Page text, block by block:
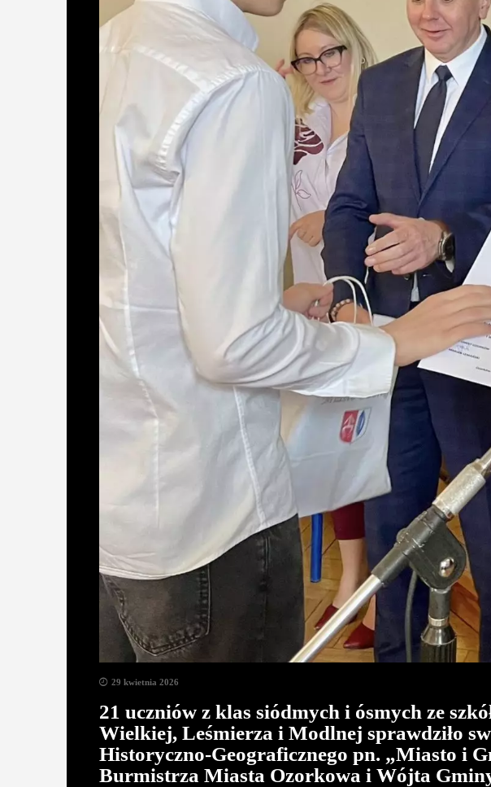
29 kwietnia 2026
21 uczniów z klas siódmych i ósmych ze
Wielkiej, Leśmierza i Modlnej sprawdziło
Historyczno-Geograficznego pn. „Miasto i
Burmistrza Miasta Ozorkowa i Wójta